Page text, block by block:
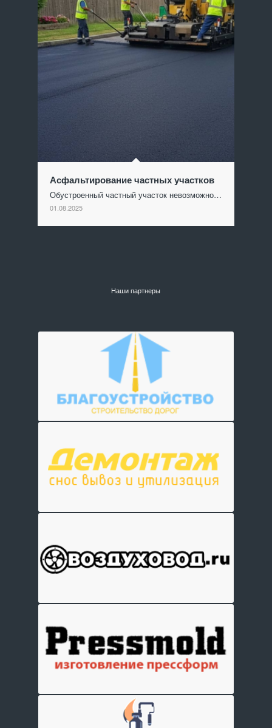
Асфальтирование частных участков
Обустроенный частный участок невозможно…
01.08.2025
Наши партнеры